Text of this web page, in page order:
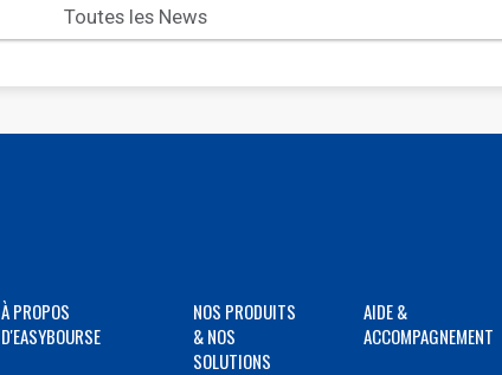
Toutes les News
À PROPOS
D'EASYBOURSE
NOS PRODUITS
& NOS
SOLUTIONS
AIDE &
ACCOMPAGNEMENT